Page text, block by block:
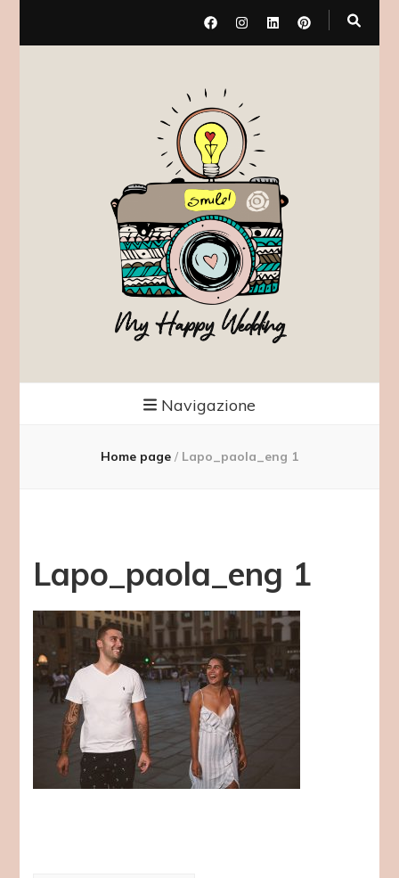
My Happy Wedding
Navigazione
Home page / Lapo_paola_eng 1
Lapo_paola_eng 1